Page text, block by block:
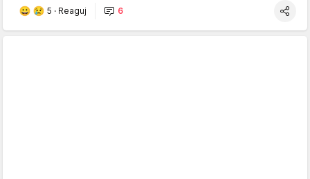
5 · Reaguj 6